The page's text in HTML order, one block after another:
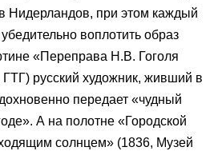
Нидерландов, при этом каждый
воплотить образ
«Переправа Н.В. Гоголя
русский художник, живший в
передает «чудный
А на полотне «Городской
солнцем» (1836, Музей